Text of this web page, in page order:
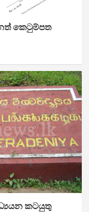
කෙටුම්පත
කටයුතු